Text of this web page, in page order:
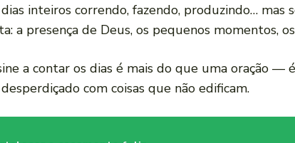
inteiros correndo, fazendo, produzindo…
a presença de Deus, os pequenos momentos,
a contar os dias é mais do que uma oração
com coisas que não edificam.